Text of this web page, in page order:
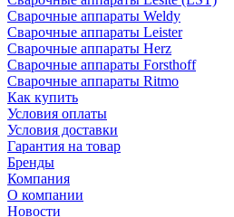
Сварочные аппараты Weldy
Сварочные аппараты Leister
Сварочные аппараты Herz
Сварочные аппараты Forsthoff
Сварочные аппараты Ritmo
Как купить
Условия оплаты
Условия доставки
Гарантия на товар
Бренды
Компания
О компании
Новости